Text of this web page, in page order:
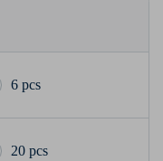
6 pcs
20 pcs